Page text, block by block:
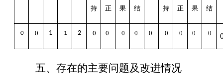
持 正 果 结 持 正 果 结
0 0 1 1 2 0 0 0 0 0 0 0 0 0
五、存在的主要问题及改进情况